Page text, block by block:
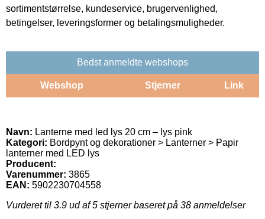
sortimentstørrelse, kundeservice, brugervenlighed,
betingelser, leveringsformer og betalingsmuligheder.
Bedst anmeldte webshops
Webshop Stjerner Link
Navn: Lanterne med led lys 20 cm – lys pink
Kategori: Bordpynt og dekorationer > Lanterner > Papir
lanterner med LED lys
Producent:
Varenummer: 3865
EAN: 5902230704558
Vurderet til 3.9 ud af 5 stjerner baseret på 38 anmeldelser